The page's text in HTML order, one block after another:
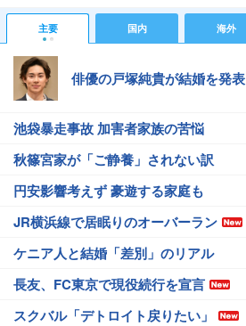
#家事
#メディア #結婚 #人生
#中学生
主要 国内 海外
俳優の戸塚純貴が結婚を発表
池袋暴走事故 加害者家族の苦悩
秋篠宮家が「ご静養」されない訳
円安影響考えず 豪遊する家庭も
JR横浜線で居眠りのオーバーラン
ケニア人と結婚「差別」のリアル
長友、FC東京で現役続行を宣言
スクバル「デトロイト戻りたい」